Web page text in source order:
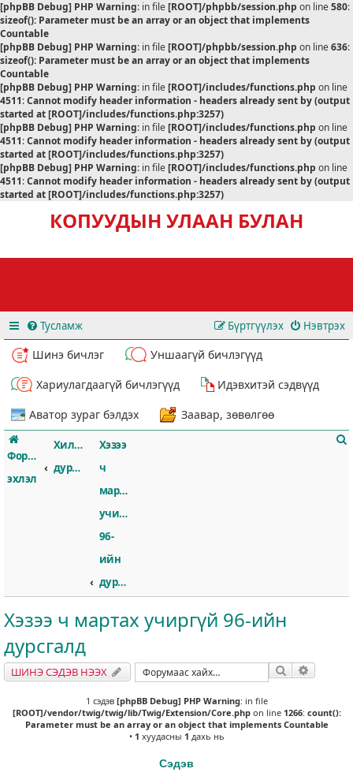
[phpBB Debug] PHP Warning: in file[ROOT]/phpbb/session.php on line580:
sizeof(): Parameter must be an array or an object that implements
Countable
[phpBB Debug] PHP Warning: in file[ROOT]/phpbb/session.php on line636:
sizeof(): Parameter must be an array or an object that implements
Countable
[phpBB Debug] PHP Warning: in file[ROOT]/includes/functions.php on line
4511:Cannot modify header information - headers already sent by (output
started at [ROOT]/includes/functions.php:3257)
[phpBB Debug] PHP Warning: in file[ROOT]/includes/functions.php on line
4511:Cannot modify header information - headers already sent by (output
started at [ROOT]/includes/functions.php:3257)
[phpBB Debug] PHP Warning: in file[ROOT]/includes/functions.php on line
4511:Cannot modify header information - headers already sent by (output
started at [ROOT]/includes/functions.php:3257)
КОПУУДЫН УЛААН БУЛАН
Тусламж Нэвтрэх
Бүртгүүлэх
Шинэ бичлэг
Уншаагүй бичлэгүүд
Хариулагдаагүй бичлэгүүд
Идэвхитэй сэдвүүд
Аватор зураг бэлдэх
Заавар, зөвөлгөө
Форумын
эхлэл
Хилссборогийн
дурсгал
Хэзээ
ч
мартах
учиргүй
96-
ийн
дурсгалд
Хэзээ ч мартах учиргүй 96-ийн
дурсгалд
ШИНЭ СЭДЭВ НЭЭХ Хайлт
1 сэдэв [phpBB Debug] PHP Warning: in file
[ROOT]/vendor/twig/twig/lib/Twig/Extension/Core.phpon line 1266: count():
Parameter must be an array or an object that implements Countable
• 1 хуудасны 1 дахь нь
Сэдэв